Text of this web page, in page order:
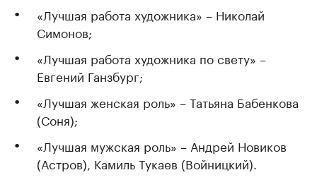
«Лучшая работа художника» – Николай
Симонов;
«Лучшая работа художника по свету» –
Евгений Ганзбург;
«Лучшая женская роль» – Татьяна Бабенкова
(Соня);
«Лучшая мужская роль» – Андрей Новиков
(Астров), Камиль Тукаев (Войницкий).